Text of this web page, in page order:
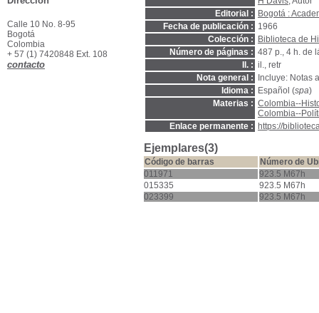
Editorial :
Bogotá :
Fecha de publicación : 1966
Colección :
Biblioteca de
Número de páginas : 487 p., 4 h. de
Il. : il., retr
Nota general :
Incluye: Notas
Idioma :
Español (spa)
Materias : Colombia--
Colombia--
Enlace permanente :
https://
Ejemplares(3)
Código de barras
Número de
011971
923.5 M67h
015335
923.5 M67h
023399
923.5 M67h
Calle 10 No. 8-95
Bogotá
Colombia
+ 57 (1) 7420848 Ext. 108
contacto